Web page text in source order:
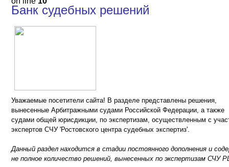
Банк судебных решений
Уважаемые посетители сайта! В разделе представлены решения,
вынесенные Арбитражными судами Российской Федерации, а также
судами общей юрисдикции, по экспертизам, осуществленным с
экспертов СЧУ 'Ростовского центра судебных экспертиз'.
Данный раздел находится в стадии постоянного дополнения и
не полное количество решений, вынесенных по экспертизам СЧУ